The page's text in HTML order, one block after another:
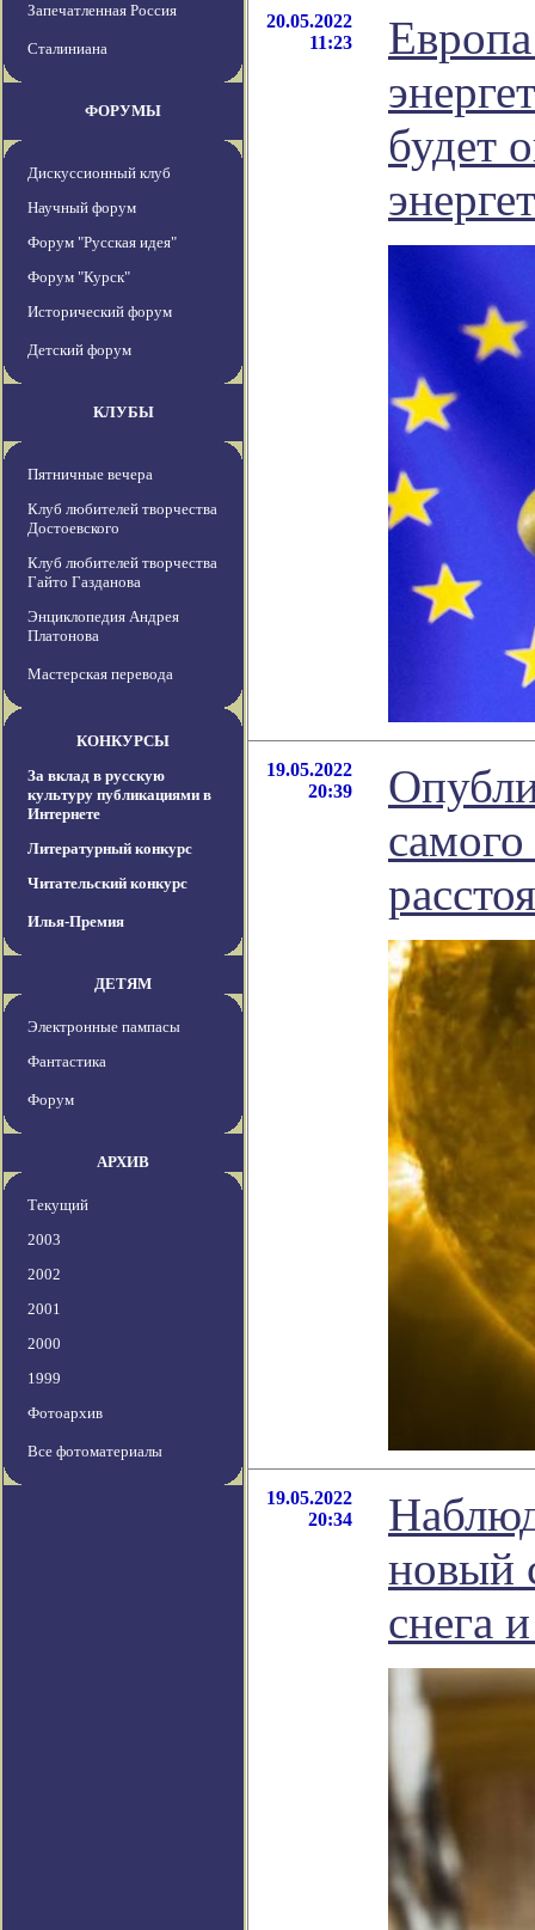
Запечатленная Россия
Сталиниана
ФОРУМЫ
Дискуссионный клуб
Научный форум
Форум "Русская идея"
Форум "Курск"
Исторический форум
Детский форум
КЛУБЫ
Пятничные вечера
Клуб любителей творчества
Достоевского
Клуб любителей творчества
Гайто Газданова
Энциклопедия Андрея
Платонова
Мастерская перевода
КОНКУРСЫ
За вклад в русскую
культуру публикациями в
Интернете
Литературный конкурс
Читательский конкурс
Илья-Премия
ДЕТЯМ
Электронные пампасы
Фантастика
Форум
АРХИВ
Текущий
2003
2002
2001
2000
1999
Фотоархив
Все фотоматериалы
20.05.2022
11:23
будет
19.05.2022
20:39
19.05.2022
20:34
новый
снега